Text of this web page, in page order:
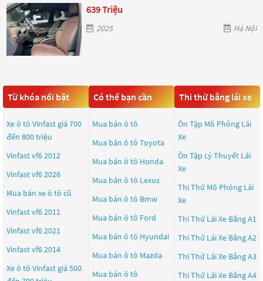
639 Triệu
2025 Hà Nội
Từ khóa nổi bật
Xe ô tô Vinfast giá 700
đến 800 triệu
Vinfast vf6 2012
Vinfast vf6 2026
Mua bán xe ô tô cũ
Vinfast vf6 2011
Vinfast vf6 2021
Vinfast vf6 2014
Xe ô tô Vinfast giá 500
Có thể bạn cần
Mua bán ô tô
Mua bán ô tô Toyota
Mua bán ô tô Honda
Mua bán ô tô Lexus
Mua bán ô tô Bmw
Mua bán ô tô Ford
Mua bán ô tô Hyundai
Mua bán ô tô Mazda
Mua bán ô tô
Thi thử bằng lái xe
Ôn Tập Mô Phỏng Lái
Xe
Ôn Tập Lý Thuyết Lái
Xe
Thi Thử Mô Phỏng Lái
Xe
Thi Thử Lái Xe Bằng A1
Thi Thử Lái Xe Bằng A2
Thi Thử Lái Xe Bằng A3
Thi Thử Lái Xe Bằng A4